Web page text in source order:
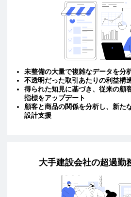
未整備の大量で複雑なデータを分
不透明だった取引あたりの利益構
得られた知見に基づき、従来の顧
指標をアップデート
顧客と商品の関係を分析し、新た
設計支援
大手建設会社の超過勤